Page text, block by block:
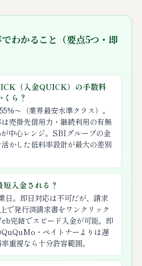
わかること（要点5つ・即
（入金QUICK）の手数料
くら？
〜（業界最安水準クラス）。
売掛先信用力・継続利用の有無
中心レンジ。SBIグループの金
かした低料率設計が最大の差別
短入金される？
日。即日対応は不可だが、請求
で発行済請求書をワンクリック
完結でスピード入金が可能。即
QuQuMo・ペイトナーよりは遅
重視なら十分許容範囲。